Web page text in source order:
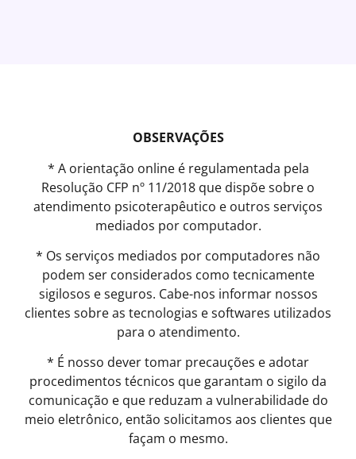
OBSERVAÇÕES
* A orientação online é regulamentada pela
Resolução CFP nº 11/2018 que dispõe sobre o
atendimento psicoterapêutico e outros serviços
mediados por computador.
* Os serviços mediados por computadores não
podem ser considerados como tecnicamente
sigilosos e seguros. Cabe-nos informar nossos
clientes sobre as tecnologias e softwares utilizados
para o atendimento.
* É nosso dever tomar precauções e adotar
procedimentos técnicos que garantam o sigilo da
comunicação e que reduzam a vulnerabilidade do
meio eletrônico, então solicitamos aos clientes que
façam o mesmo.